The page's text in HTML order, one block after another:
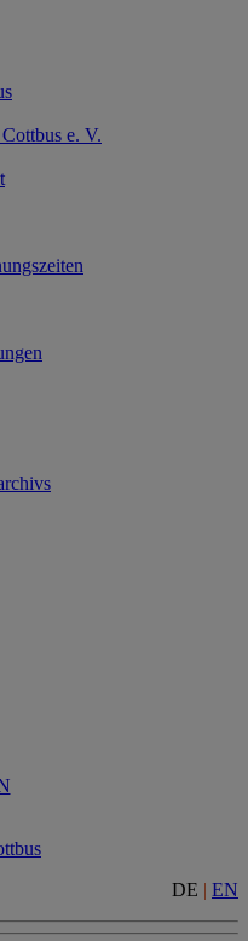
e. V.
DE | EN